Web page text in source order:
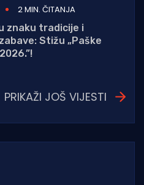
2 MIN. ČITANJA
znaku tradicije i
Stižu „Paške
PRIKAŽI JOŠ VIJESTI